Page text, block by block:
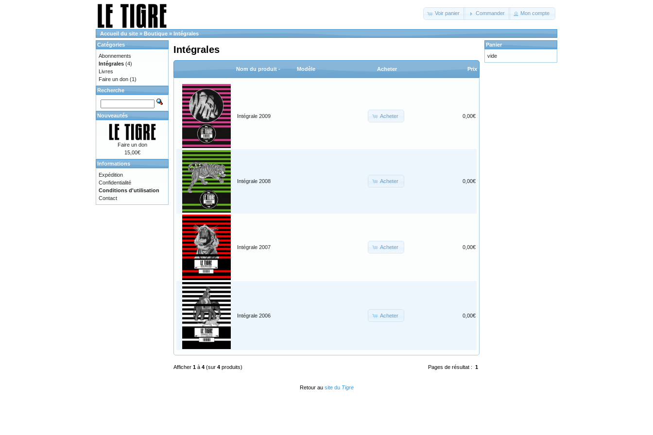
Voir panier Commander Mon compte
Accueil du site » Boutique » Intégrales
Intégrales
Nom du produit - Modèle Acheter Prix
Intégrale 2009 Acheter 0,00€
Intégrale 2008 Acheter 0,00€
Intégrale 2007 Acheter 0,00€
Intégrale 2006 Acheter 0,00€
Pages de résultat : 1
Afficher 1 à 4 (sur 4 produits)
Catégories
Abonnements
Intégrales (4)
Livres
Faire un don (1)
Recherche
Nouveautés
Faire un don
15,00€
Informations
Expédition
Confidentialité
Conditions d'utilisation
Contact
Panier
vide
Retour au site du Tigre